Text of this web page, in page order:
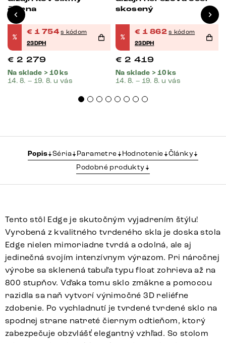
čierna
%
€ 1 754 s kódom
23DPH
€ 2 279
Na sklade > 10 ks
14. 8. – 19. 8. u vás
skosený
%
€ 1 862 s kódom
23DPH
€ 2 419
Na sklade > 10 ks
14. 8. – 19. 8. u vás
Popis Séria Parametre Hodnotenie
Články
Podobné produkty
Tento stôl Edge je skutočným vyjadrením štýlu!
Vyrobená z kvalitného tvrdeného skla je doska stola
Edge nielen mimoriadne tvrdá a odolná, ale aj
jedinečná svojím intenzívnym výrazom. Pri náročnej
výrobe sa sklenená tabuľa typu float zohrieva až na
800 stupňov. Vďaka tomu sklo zmäkne a pomocou
razidla sa naň vytvorí výnimočné 3D reliéfne
zdobenie. Po vychladnutí je tvrdené tvrdené sklo na
spodnej strane natreté čiernym odtieňom, ktorý
zabezpečuje obzvlášť elegantný vzhľad. So stolom